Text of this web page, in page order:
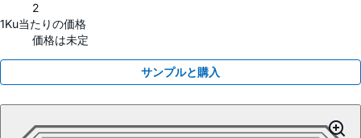
2
1Ku当たりの価格
価格は未定
サンプルと購入